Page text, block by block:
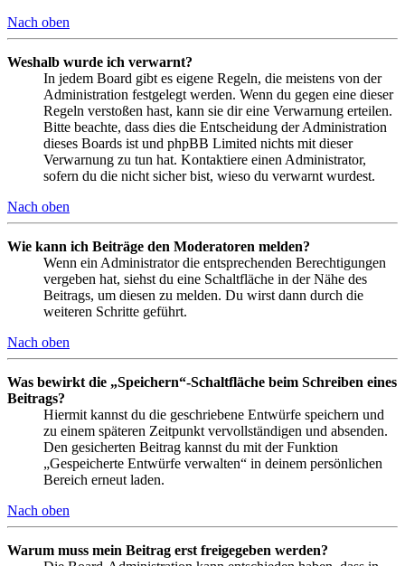
Nach oben
Weshalb wurde ich verwarnt?
In jedem Board gibt es eigene Regeln, die meistens von der
Administration festgelegt werden. Wenn du gegen eine dieser
Regeln verstoßen hast, kann sie dir eine Verwarnung erteilen.
Bitte beachte, dass dies die Entscheidung der Administration
dieses Boards ist und phpBB Limited nichts mit dieser
Verwarnung zu tun hat. Kontaktiere einen Administrator,
sofern du die nicht sicher bist, wieso du verwarnt wurdest.
Nach oben
Wie kann ich Beiträge den Moderatoren melden?
Wenn ein Administrator die entsprechenden Berechtigungen
vergeben hat, siehst du eine Schaltfläche in der Nähe des
Beitrags, um diesen zu melden. Du wirst dann durch die
weiteren Schritte geführt.
Nach oben
Was bewirkt die „Speichern“-Schaltfläche beim Schreiben eines
Beitrags?
Hiermit kannst du die geschriebene Entwürfe speichern und
zu einem späteren Zeitpunkt vervollständigen und absenden.
Den gesicherten Beitrag kannst du mit der Funktion
„Gespeicherte Entwürfe verwalten“ in deinem persönlichen
Bereich erneut laden.
Nach oben
Warum muss mein Beitrag erst freigegeben werden?